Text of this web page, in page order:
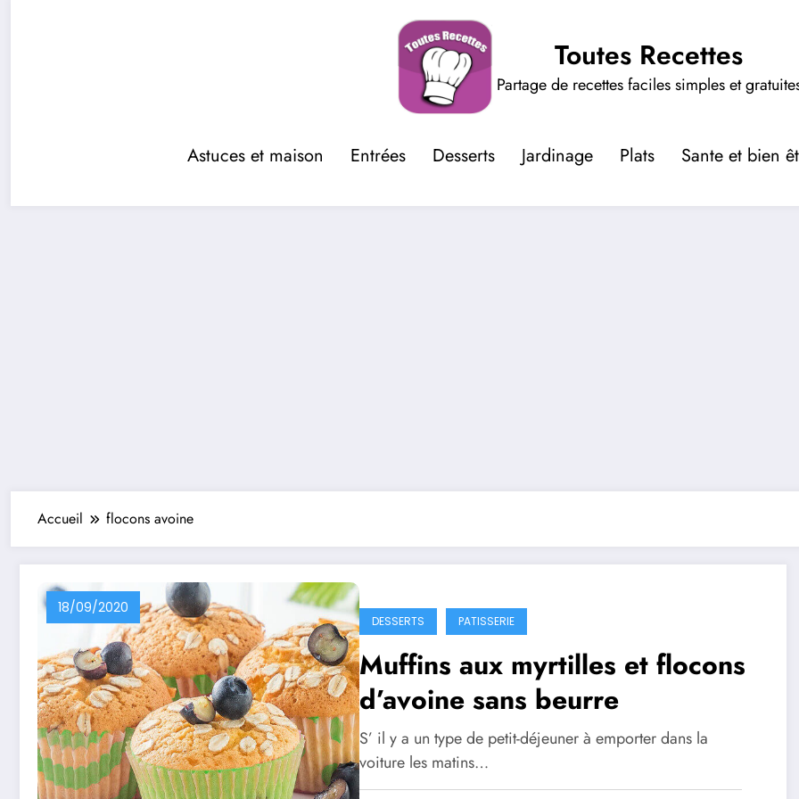
Toutes Recettes
Partage de recettes faciles simples et
Astuces et maison Entrées Desserts Jardinage Plats Sante et bien
Accueil flocons avoine
18/09/2020
DESSERTS PATISSERIE
Muffins aux myrtilles et flocons
d’avoine sans beurre
S’ il y a un type de petit-déjeuner à emporter dans la
voiture les matins…